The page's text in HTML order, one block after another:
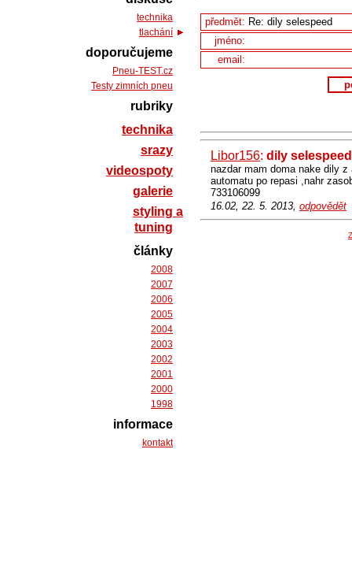
předmět:
jméno:
email:
Libor156: dily selespeed
nazdar mam doma nake dily
automatu po repasi ,nahr
733106099
16.02, 22. 5. 2013, odpovědět
technika
tlachání
doporučujeme
Pneu-TEST.cz
Testy zimních pneu
rubriky
technika
srazy
videospoty
galerie
styling a
tuning
články
2008
2007
2006
2005
2004
2003
2002
2001
2000
1998
informace
kontakt